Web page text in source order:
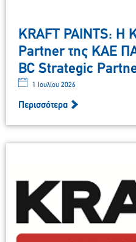
KRAFT PAINTS: Η
Partner της ΚΑΕ
BC Strategic
1 Ιουλίου 2026
Περισσότερα